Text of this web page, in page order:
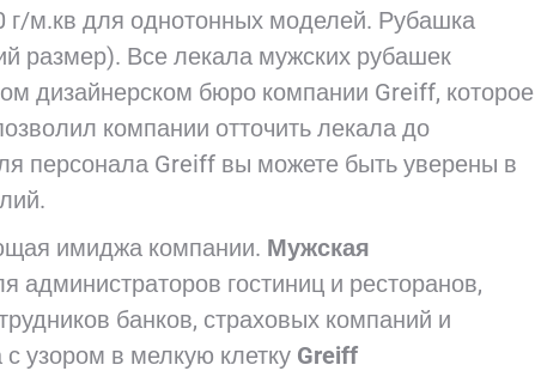
г/м.кв для однотонных моделей. Рубашка
размер). Все лекала мужских рубашек
дизайнерском бюро компании Greiff, которое
компании отточить лекала до
персонала Greiff вы можете быть уверены в
имиджа компании. Мужская
администраторов гостиниц и ресторанов,
банков, страховых компаний и
узором в мелкую клетку Greiff